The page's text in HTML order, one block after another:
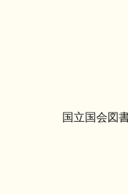
国立国会図